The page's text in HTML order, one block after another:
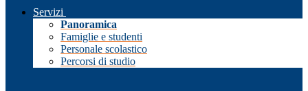
Servizi
Panoramica
Famiglie e studenti
Personale scolastico
Percorsi di studio